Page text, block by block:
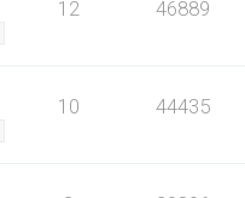
12 46889
10 44435